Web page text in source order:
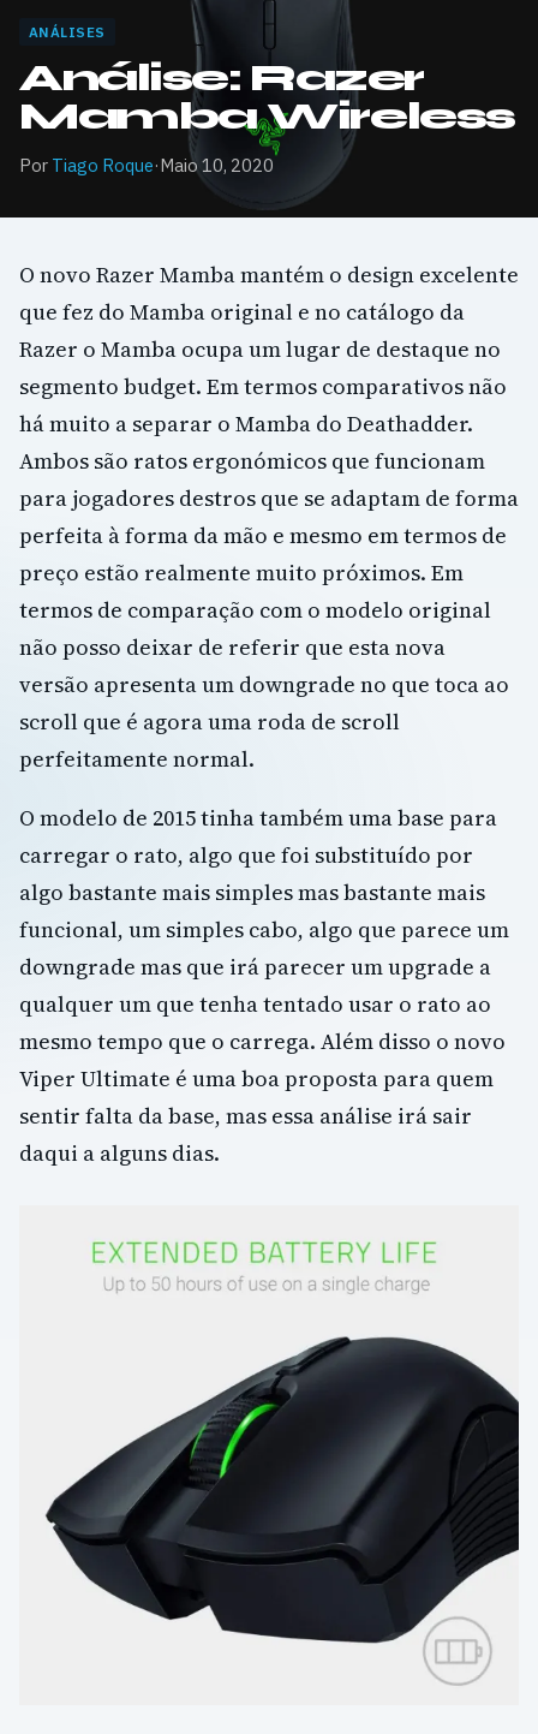
ANÁLISES
Análise: Razer
Mamba Wireless
Por Tiago Roque·Maio 10, 2020
O novo Razer Mamba mantém o design excelente
que fez do Mamba original e no catálogo da
Razer o Mamba ocupa um lugar de destaque no
segmento budget. Em termos comparativos não
há muito a separar o Mamba do Deathadder.
Ambos são ratos ergonómicos que funcionam
para jogadores destros que se adaptam de forma
perfeita à forma da mão e mesmo em termos de
preço estão realmente muito próximos. Em
termos de comparação com o modelo original
não posso deixar de referir que esta nova
versão apresenta um downgrade no que toca ao
scroll que é agora uma roda de scroll
perfeitamente normal.
O modelo de 2015 tinha também uma base para
carregar o rato, algo que foi substituído por
algo bastante mais simples mas bastante mais
funcional, um simples cabo, algo que parece um
downgrade mas que irá parecer um upgrade a
qualquer um que tenha tentado usar o rato ao
mesmo tempo que o carrega. Além disso o novo
Viper Ultimate é uma boa proposta para quem
sentir falta da base, mas essa análise irá sair
daqui a alguns dias.